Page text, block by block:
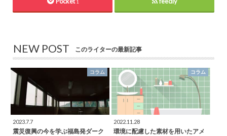
1
NEW POST このライターの最新記事
コラム
2023.7.7
震災復興の今を学ぶ福島発ダーク
コラム
2022.11.28
環境に配慮した素材を用いたアメ